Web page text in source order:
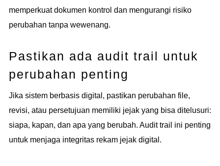
memperkuat dokumen kontrol dan mengurangi risiko
perubahan tanpa wewenang.
Pastikan ada audit trail untuk
perubahan penting
Jika sistem berbasis digital, pastikan perubahan file,
revisi, atau persetujuan memiliki jejak yang bisa ditelusuri:
siapa, kapan, dan apa yang berubah. Audit trail ini penting
untuk menjaga integritas rekam jejak digital.